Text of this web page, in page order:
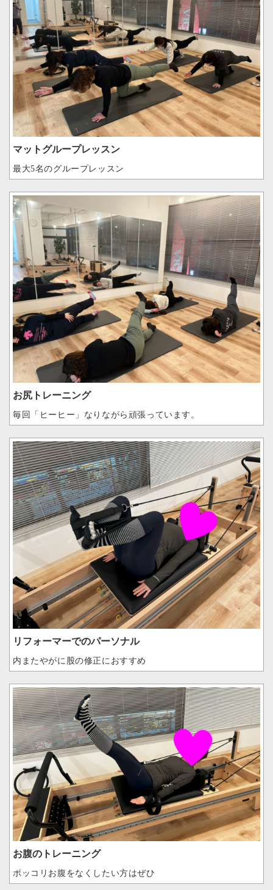
マットグループレッスン
最大5名のグループレッスン
お尻トレーニング
毎回「ヒーヒー」なりながら頑張っています。
リフォーマーでのパーソナル
内またやがに股の修正におすすめ
お腹のトレーニング
ポッコリお腹をなくしたい方はぜひ